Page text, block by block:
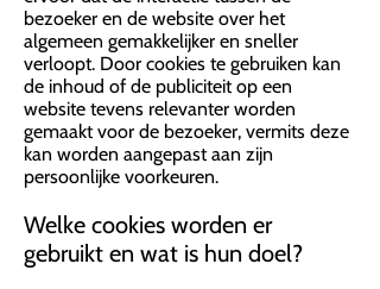
bezoeker en de website over het
algemeen gemakkelijker en sneller
verloopt. Door cookies te gebruiken kan
de inhoud of de publiciteit op een
website tevens relevanter worden
gemaakt voor de bezoeker, vermits deze
kan worden aangepast aan zijn
persoonlijke voorkeuren.
Welke cookies worden er
gebruikt en wat is hun doel?